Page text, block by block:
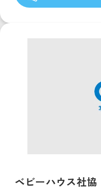
ベビーハウス社協